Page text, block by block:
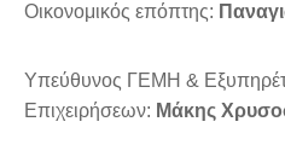
Οικονομικός επόπτης:
Υπεύθυνος ΓΕΜΗ &
Επιχειρήσεων: Μάκης